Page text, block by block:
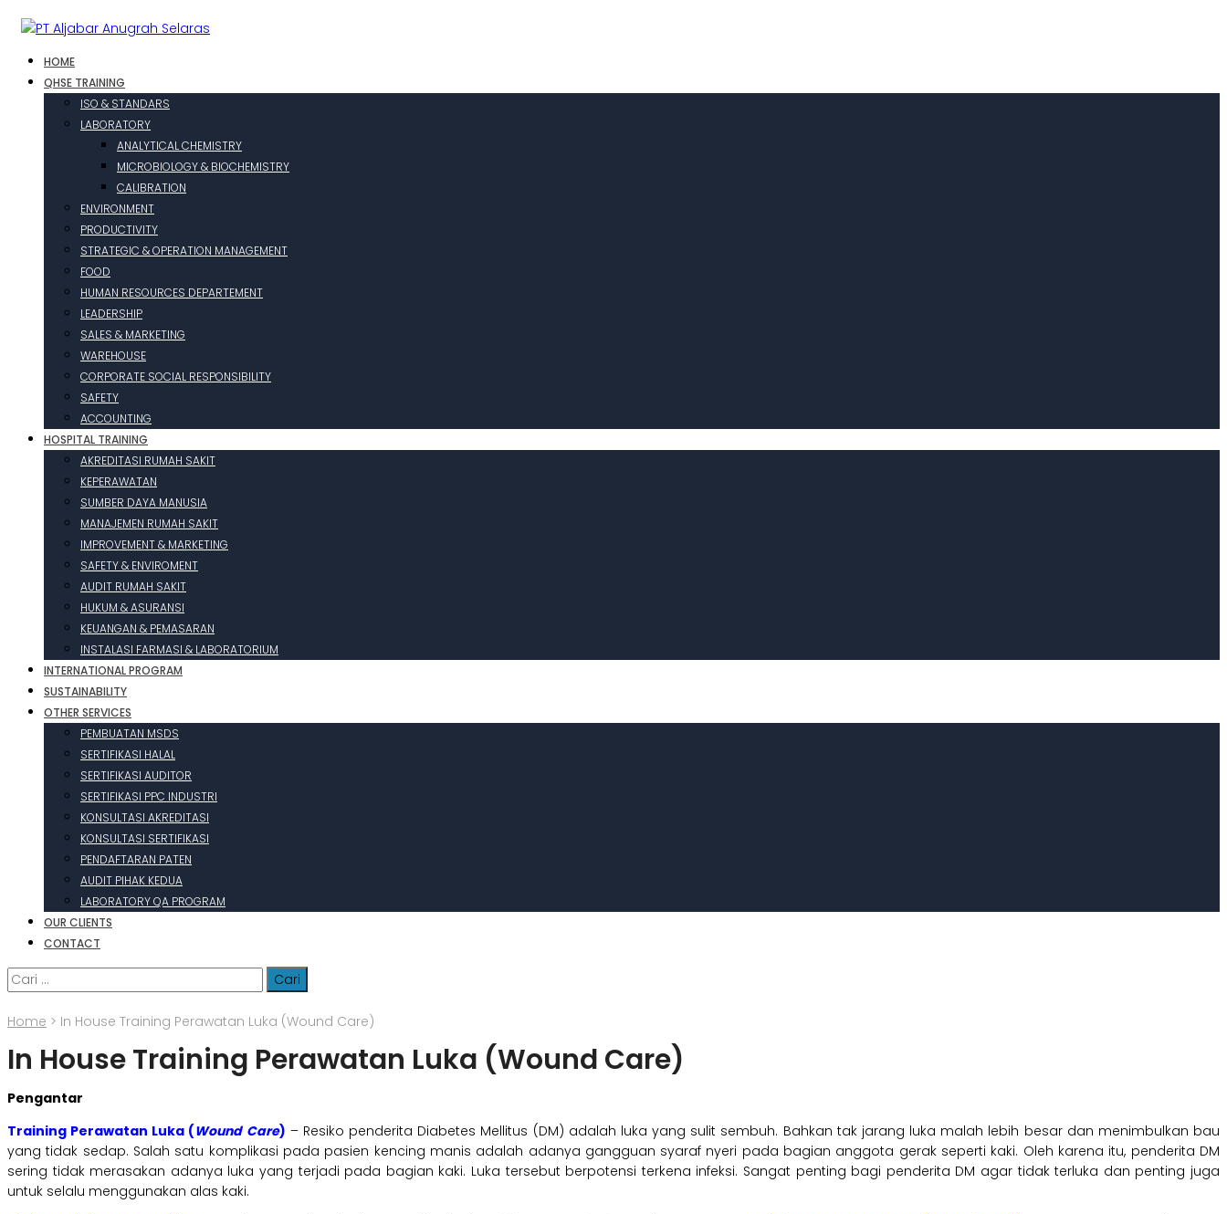
HOME
QHSE TRAINING
ISO & STANDARS
LABORATORY
ANALYTICAL CHEMISTRY
MICROBIOLOGY & BIOCHEMISTRY
CALIBRATION
ENVIRONMENT
PRODUCTIVITY
STRATEGIC & OPERATION MANAGEMENT
FOOD
HUMAN RESOURCES DEPARTEMENT
LEADERSHIP
SALES & MARKETING
WAREHOUSE
CORPORATE SOCIAL RESPONSIBILITY
SAFETY
ACCOUNTING
HOSPITAL TRAINING
AKREDITASI RUMAH SAKIT
KEPERAWATAN
SUMBER DAYA MANUSIA
MANAJEMEN RUMAH SAKIT
IMPROVEMENT & MARKETING
SAFETY & ENVIROMENT
AUDIT RUMAH SAKIT
HUKUM & ASURANSI
KEUANGAN & PEMASARAN
INSTALASI FARMASI & LABORATORIUM
INTERNATIONAL PROGRAM
SUSTAINABILITY
OTHER SERVICES
PEMBUATAN MSDS
SERTIFIKASI HALAL
SERTIFIKASI AUDITOR
SERTIFIKASI PPC INDUSTRI
KONSULTASI AKREDITASI
KONSULTASI SERTIFIKASI
PENDAFTARAN PATEN
AUDIT PIHAK KEDUA
LABORATORY QA PROGRAM
OUR CLIENTS
CONTACT
Cari
untuk:
Home > In House Training Perawatan Luka (Wound Care)
In House Training Perawatan Luka (Wound Care)
Pengantar
Training Perawatan Luka (Wound Care) – Resiko penderita Diabetes Mellitus (DM) adalah luka yang sulit sembuh. Bahkan tak jarang luka malah lebih besar dan menimbulkan bau
yang tidak sedap. Salah satu komplikasi pada pasien kencing manis adalah adanya gangguan syaraf nyeri pada bagian anggota gerak seperti kaki. Oleh karena itu, penderita DM
sering tidak merasakan adanya luka yang terjadi pada bagian kaki. Luka tersebut berpotensi terkena infeksi. Sangat penting bagi penderita DM agar tidak terluka dan penting juga
untuk selalu menggunakan alas kaki.